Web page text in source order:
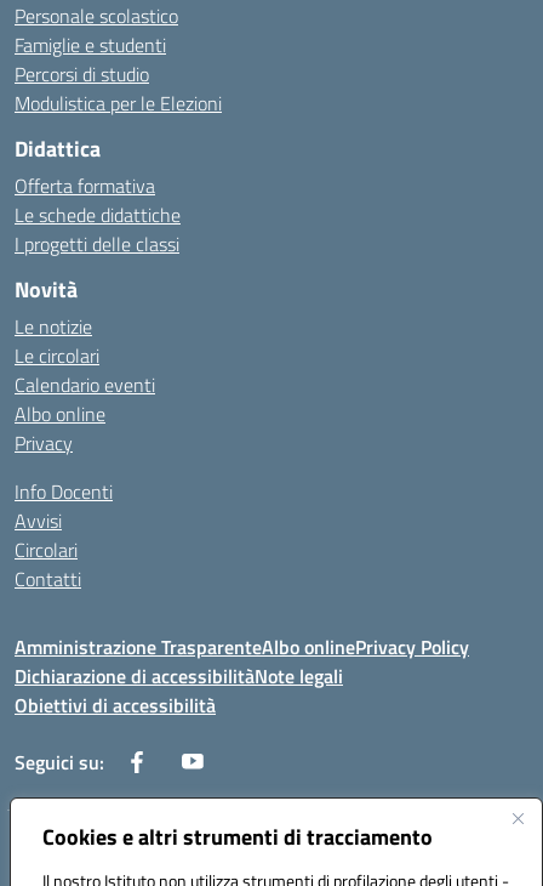
Cookies e altri strumenti di tracciamento
Il nostro Istituto non utilizza strumenti di profilazione degli utenti -
Personale scolastico
Famiglie e studenti
Percorsi di studio
Modulistica per le Elezioni
Didattica
Offerta formativa
Le schede didattiche
I progetti delle classi
Novità
Le notizie
Le circolari
Calendario eventi
Albo online
Privacy
Info Docenti
Avvisi
Circolari
Contatti
Amministrazione TrasparenteAlbo onlinePrivacy Policy
Dichiarazione di accessibilitàNote legali
Obiettivi di accessibilità
Seguici su:
Corso Roma, 1 71100 FOGGIA (FG)
Codice meccanografico: FGPM03000E